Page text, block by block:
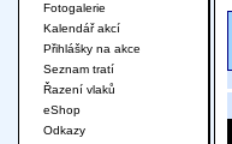
Fotogalerie
Kalendář akcí
Přihlášky na akce
Seznam tratí
Řazení vlaků
eShop
Odkazy